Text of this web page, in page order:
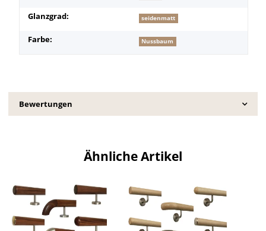
Glanzgrad: seidenmatt
Farbe: Nussbaum
Bewertungen
Ähnliche Artikel